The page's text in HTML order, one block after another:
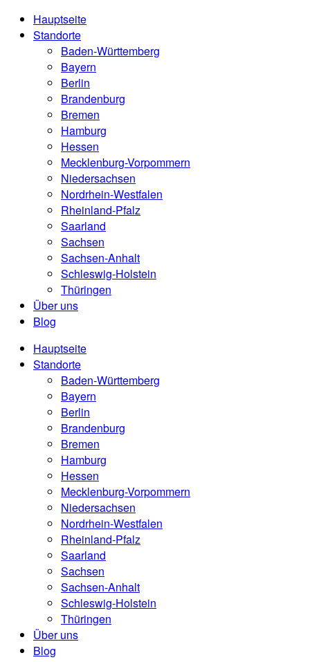
Hauptseite
Standorte
Baden-Württemberg
Bayern
Berlin
Brandenburg
Bremen
Hamburg
Hessen
Mecklenburg-Vorpommern
Niedersachsen
Nordrhein-Westfalen
Rheinland-Pfalz
Saarland
Sachsen
Sachsen-Anhalt
Schleswig-Holstein
Thüringen
Über uns
Blog
Hauptseite
Standorte
Baden-Württemberg
Bayern
Berlin
Brandenburg
Bremen
Hamburg
Hessen
Mecklenburg-Vorpommern
Niedersachsen
Nordrhein-Westfalen
Rheinland-Pfalz
Saarland
Sachsen
Sachsen-Anhalt
Schleswig-Holstein
Thüringen
Über uns
Blog